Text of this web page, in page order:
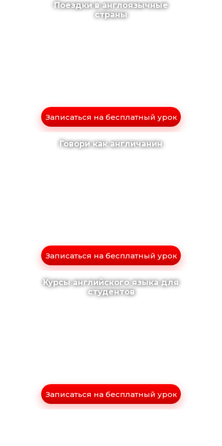
Поездки в англоязычные
страны
Записаться на бесплатный урок
Говори как англичанин
Записаться на бесплатный урок
Курсы английского языка для
студентов
Записаться на бесплатный урок